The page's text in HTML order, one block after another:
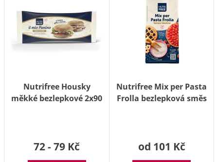
Nutrifree Housky
měkké bezlepkové 2x90
72 - 79 Kč
Nutrifree Mix per Pasta
Frolla bezlepková směs
od 101 Kč